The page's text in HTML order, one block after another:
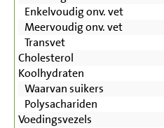
Enkelvoudig onv. vet
Meervoudig onv. vet
Transvet
Cholesterol
Koolhydraten
Waarvan suikers
Polysachariden
Voedingsvezels